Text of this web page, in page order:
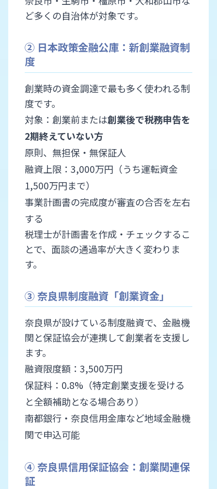
ど多くの自治体が対象です。
② 日本政策金融公庫：新創業融資制
度
創業時の資金調達で最も多く使われる制
度です。
対象：創業前または創業後で税務申告を
2期終えていない方
原則、無担保・無保証人
融資上限：3,000万円（うち運転資金
1,500万円まで）
事業計画書の完成度が審査の合否を左右
する
税理士が計画書を作成・チェックするこ
とで、面談の通過率が大きく変わりま
す。
③ 奈良県制度融資「創業資金」
奈良県が設けている制度融資で、金融機
関と保証協会が連携して創業者を支援し
ます。
融資限度額：3,500万円
保証料：0.8%（特定創業支援を受ける
と全額補助となる場合あり）
南都銀行・奈良信用金庫など地域金融機
関で申込可能
④ 奈良県信用保証協会：創業関連保
証